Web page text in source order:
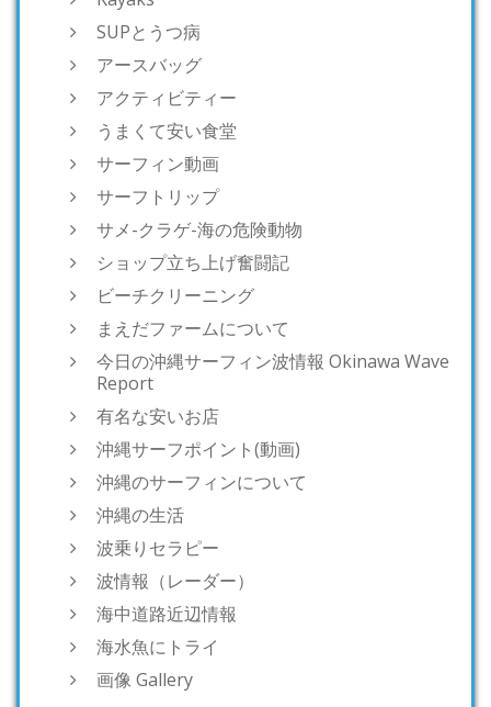
SUPとうつ病
アースバッグ
アクティビティー
うまくて安い食堂
サーフィン動画
サーフトリップ
サメ-クラゲ-海の危険動物
ショップ立ち上げ奮闘記
ビーチクリーニング
まえだファームについて
今日の沖縄サーフィン波情報 Okinawa Wave
Report
有名な安いお店
沖縄サーフポイント(動画)
沖縄のサーフィンについて
沖縄の生活
波乗りセラピー
波情報（レーダー）
海中道路近辺情報
海水魚にトライ
画像 Gallery